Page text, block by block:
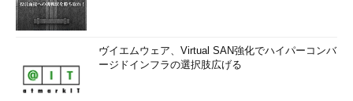
ヴイエムウェア、Virtual SAN強化でハイパーコンバ
ージドインフラの選択肢広げる